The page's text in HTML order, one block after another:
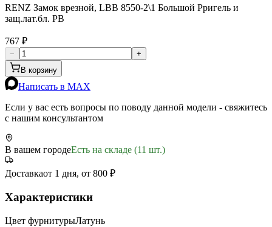
RENZ Замок врезной, LBB 8550-2\1 Большой Pригель и
защ.лат.бл. PB
767 ₽
−
+
В корзину
Написать в MAX
Если у вас есть вопросы по поводу данной модели - свяжитесь
с нашим консультантом
В вашем городеЕсть на складе (11 шт.)
Доставкаот 1 дня, от 800 ₽
Характеристики
Цвет фурнитурыЛатунь